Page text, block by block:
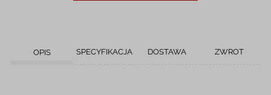
OPIS SPECYFIKACJA DOSTAWA ZWROT